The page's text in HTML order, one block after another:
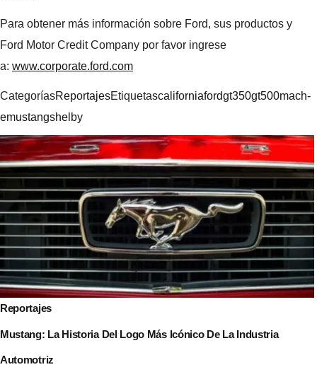
Para obtener más información sobre Ford, sus productos y
Ford Motor Credit Company por favor ingrese
a: www.corporate.ford.com
CategoríasReportajesEtiquetascaliforniafordgt350gt500mach-
emustangshelby
Navegación
de
entradas
Reportajes
Mustang: La Historia Del Logo Más Icónico De La Industria
Automotriz